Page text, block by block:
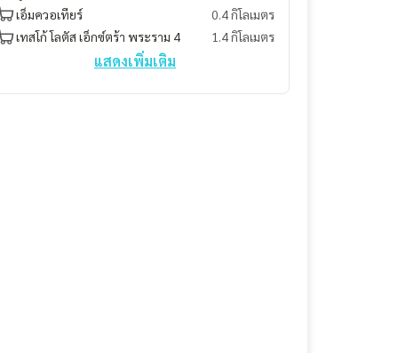
เอ็มควอเทียร์
0.4 กิโลเมตร
เทสโก้ โลตัส เอ็กซ์ตร้า พระราม 4
1.4 กิโลเมตร
แสดงเพิ่มเติม